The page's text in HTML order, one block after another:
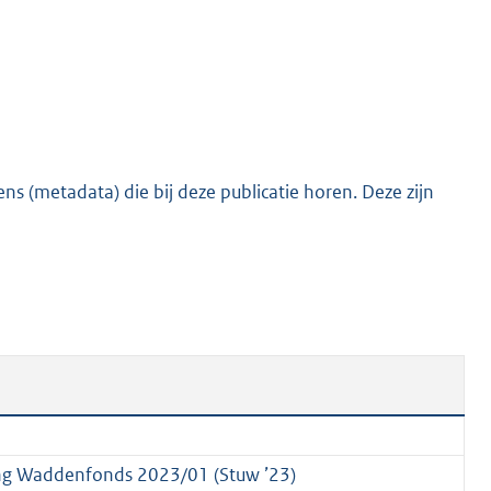
K
(metadata) die bij deze publicatie horen. Deze zijn
Waddenfonds 2023/01 (Stuw ’23)